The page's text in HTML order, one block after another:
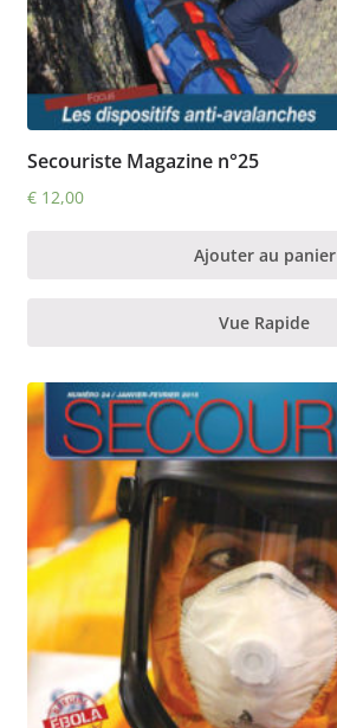
Secouriste Magazine n°25
€12,00
Ajouter au panier
Vue Rapide